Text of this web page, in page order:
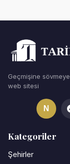
Geçmişine
web sitesi
N
Kategoriler
Şehirler